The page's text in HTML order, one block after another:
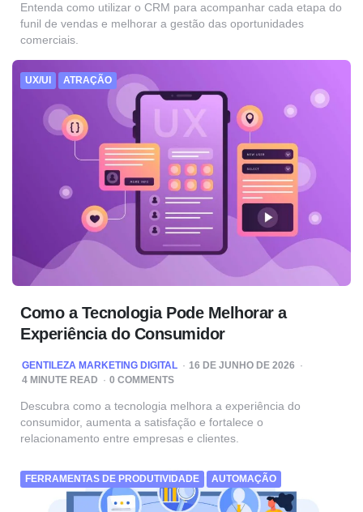
Entenda como utilizar o CRM para acompanhar cada etapa do
funil de vendas e melhorar a gestão das oportunidades
comerciais.
UX/UI ATRAÇÃO
Como a Tecnologia Pode Melhorar a
Experiência do Consumidor
POSTED
BY
GENTILEZA MARKETING DIGITAL
16 DE JUNHO DE 2026
4 MINUTE READ 0 COMMENTS
Descubra como a tecnologia melhora a experiência do
consumidor, aumenta a satisfação e fortalece o
relacionamento entre empresas e clientes.
FERRAMENTAS DE PRODUTIVIDADE AUTOMAÇÃO